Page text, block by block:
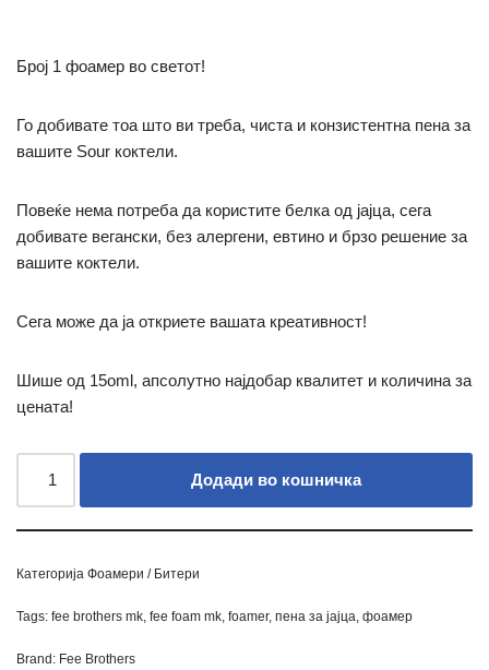
Број 1 фоамер во светот!
Го добивате тоа што ви треба, чиста и конзистентна пена за
вашите Sour коктели.
Повеќе нема потреба да користите белка од јајца, сега
добивате вегански, без алергени, евтино и брзо решение за
вашите коктели.
Сега може да ја откриете вашата креативност!
Шише од 15оml, апсолутно најдобар квалитет и количина за
цената!
Додади во кошничка
Категорија Фоамери / Битери
Tags: fee brothers mk, fee foam mk, foamer, пена за јајца, фоамер
Brand: Fee Brothers